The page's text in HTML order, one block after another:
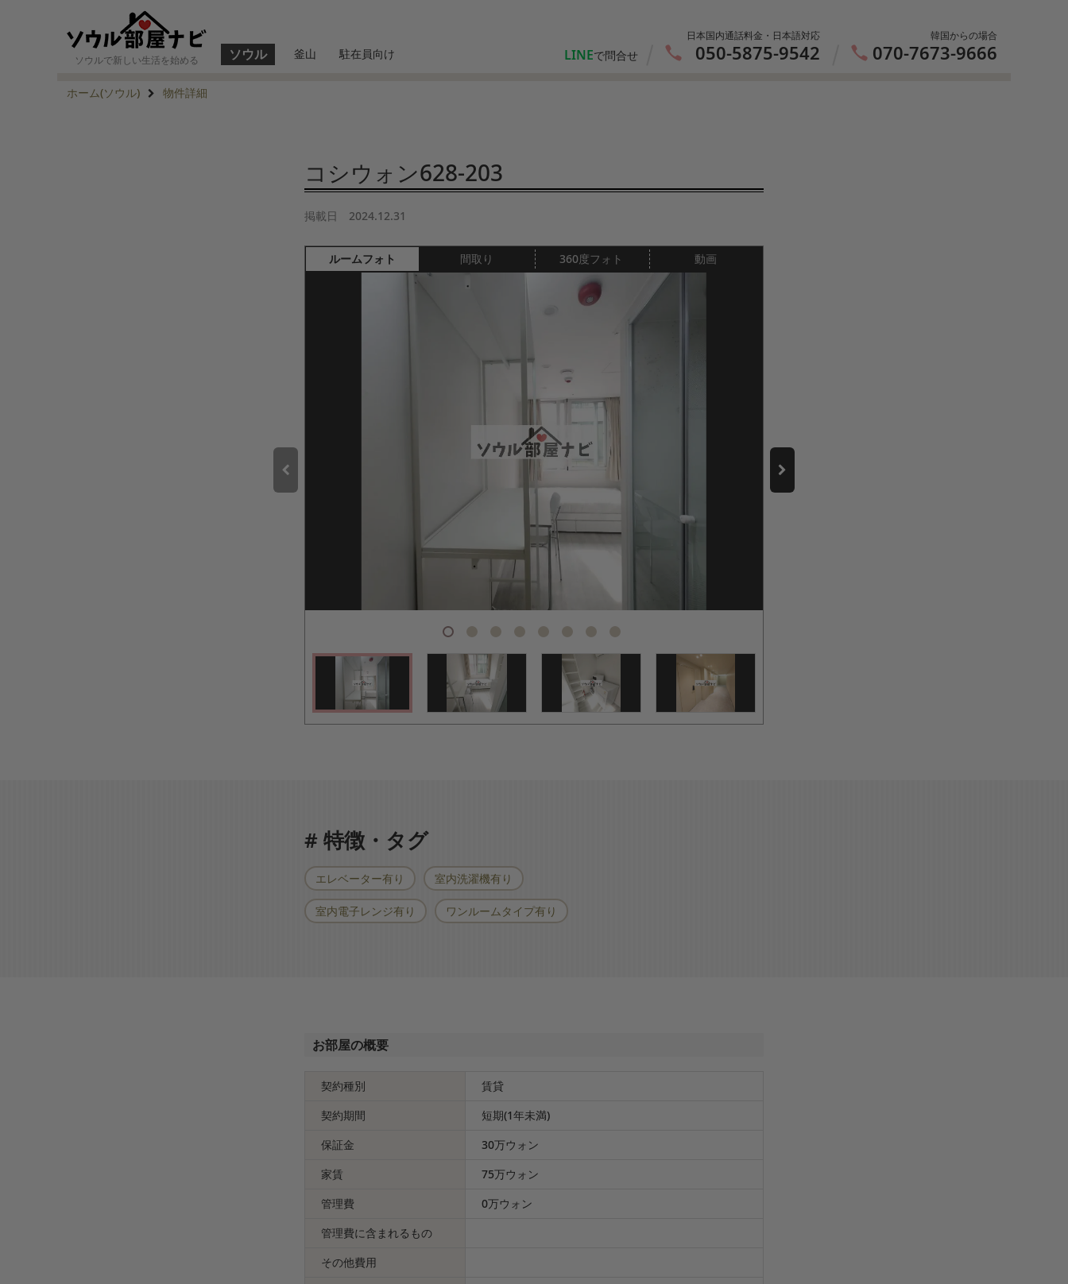
ソウルで新しい生活を始める ソウル 釜山 駐在員向け LINEで問合せ
日本国内通話料金・日本語対応
050-5875-9542
韓国からの場合
070-7673-9666
ホーム(ソウル) 物件詳細
コシウォン628-203
掲載日 2024.12.31
ルームフォト 間取り 360度フォト 動画
# 特徴・タグ
エレベーター有り 室内洗濯機有り
室内電子レンジ有り ワンルームタイプ有り
お部屋の概要
契約種別
賃貸
契約期間
短期(1年未満)
保証金
30万ウォン
家賃
75万ウォン
管理費
0万ウォン
管理費に含まれるもの
その他費用